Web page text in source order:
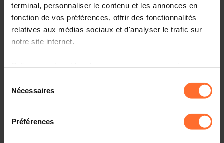
terminal, personnaliser le contenu et les annonces en
fonction de vos préférences, offrir des fonctionnalités
relatives aux médias sociaux et d'analyser le trafic sur
notre site internet.
à l’exception des cookies strictement nécessaires au
fonctionnement du site. Une description des différents
cookies est accessible sous l’onglet « Détails » ci-
dessus.
Nécessaires
Préférences
in supporting corporate sustainability practices.
PROGRAMME
OECD National Contact Point for Responsible Business
| Basak Baglayan
Commission Consultative des Droits de l’Homme –